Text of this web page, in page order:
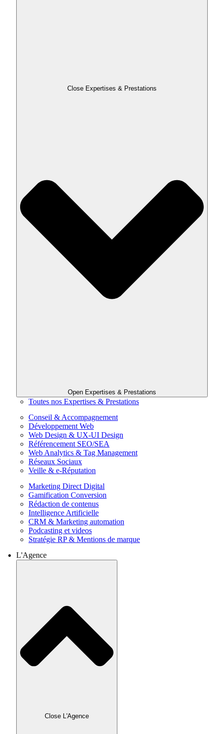
Close Expertises & Prestations
Open Expertises & Prestations
Toutes nos Expertises & Prestations
Conseil & Accompagnement
Développement Web
Web Design & UX-UI Design
Référencement SEO/SEA
Web Analytics & Tag Management
Réseaux Sociaux
Veille & e-Réputation
Marketing Direct Digital
Gamification Conversion
Rédaction de contenus
Intelligence Artificielle
CRM & Marketing automation
Podcasting et videos
Stratégie RP & Mentions de marque
L'Agence
Close L'Agence